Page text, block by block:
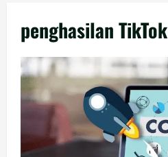
penghasilan TikTok